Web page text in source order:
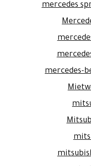
mercedes
mercedes-